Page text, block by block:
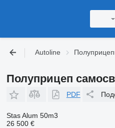
Autoline
Полуприцеп
PDF
Stas Alum 50m3
26 500 €